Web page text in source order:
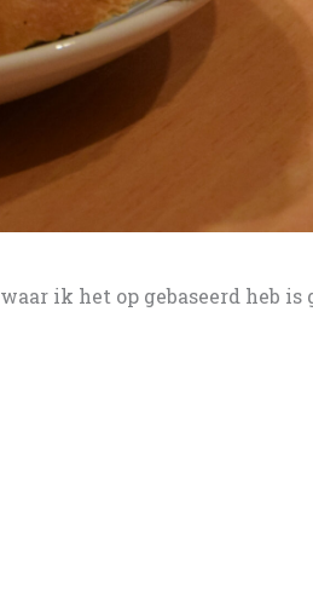
ik het op gebaseerd heb is